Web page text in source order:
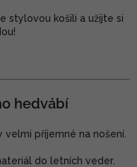
stylovou košili a užijte si
hedvábí
příjemné na nošení.
do letních veder.